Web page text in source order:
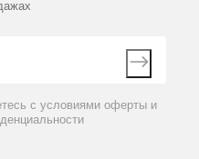
с условиями оферты и